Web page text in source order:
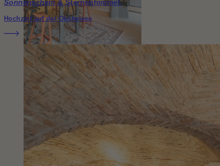
Sonnenschein& Sternenhimmel.
Hochzeit auf der Obstwiese